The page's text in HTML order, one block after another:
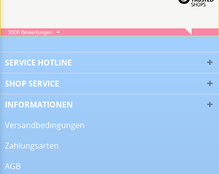
05.08.26▼
16.07.26
3008 Bewertungen
SERVICE HOTLINE
SHOP SERVICE
INFORMATIONEN
Versandbedingungen
Zahlungsarten
AGB